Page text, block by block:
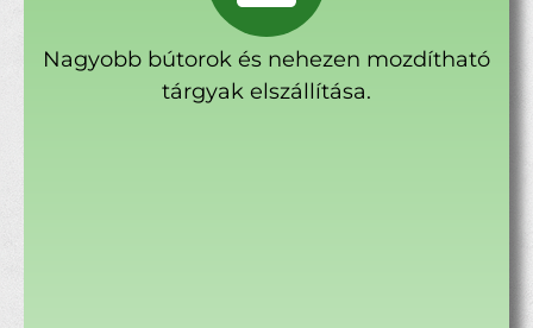
Nagyobb bútorok és nehezen mozdítható
tárgyak elszállítása.